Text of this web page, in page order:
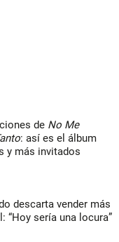
de No Me
: así es el álbum
y más invitados
descarta vender más
“Hoy sería una locura”